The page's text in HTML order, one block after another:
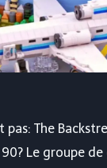
pas: The
90? Le groupe